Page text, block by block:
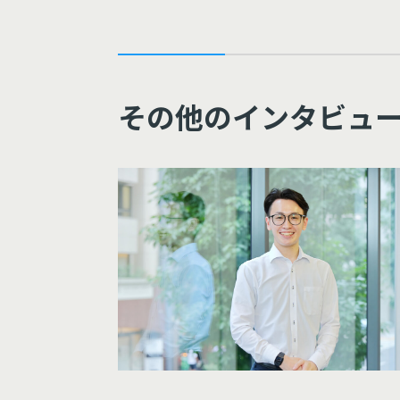
その他のインタビュ